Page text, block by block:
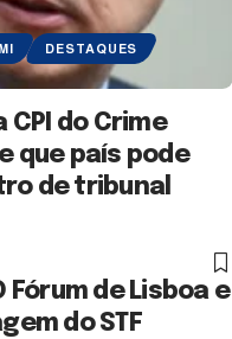
DESTAQUES
CPI do Crime
que país pode
de tribunal
Fórum de Lisboa e
do STF